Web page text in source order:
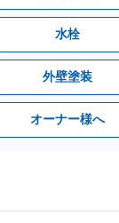
水栓
外壁塗装
オーナー様へ